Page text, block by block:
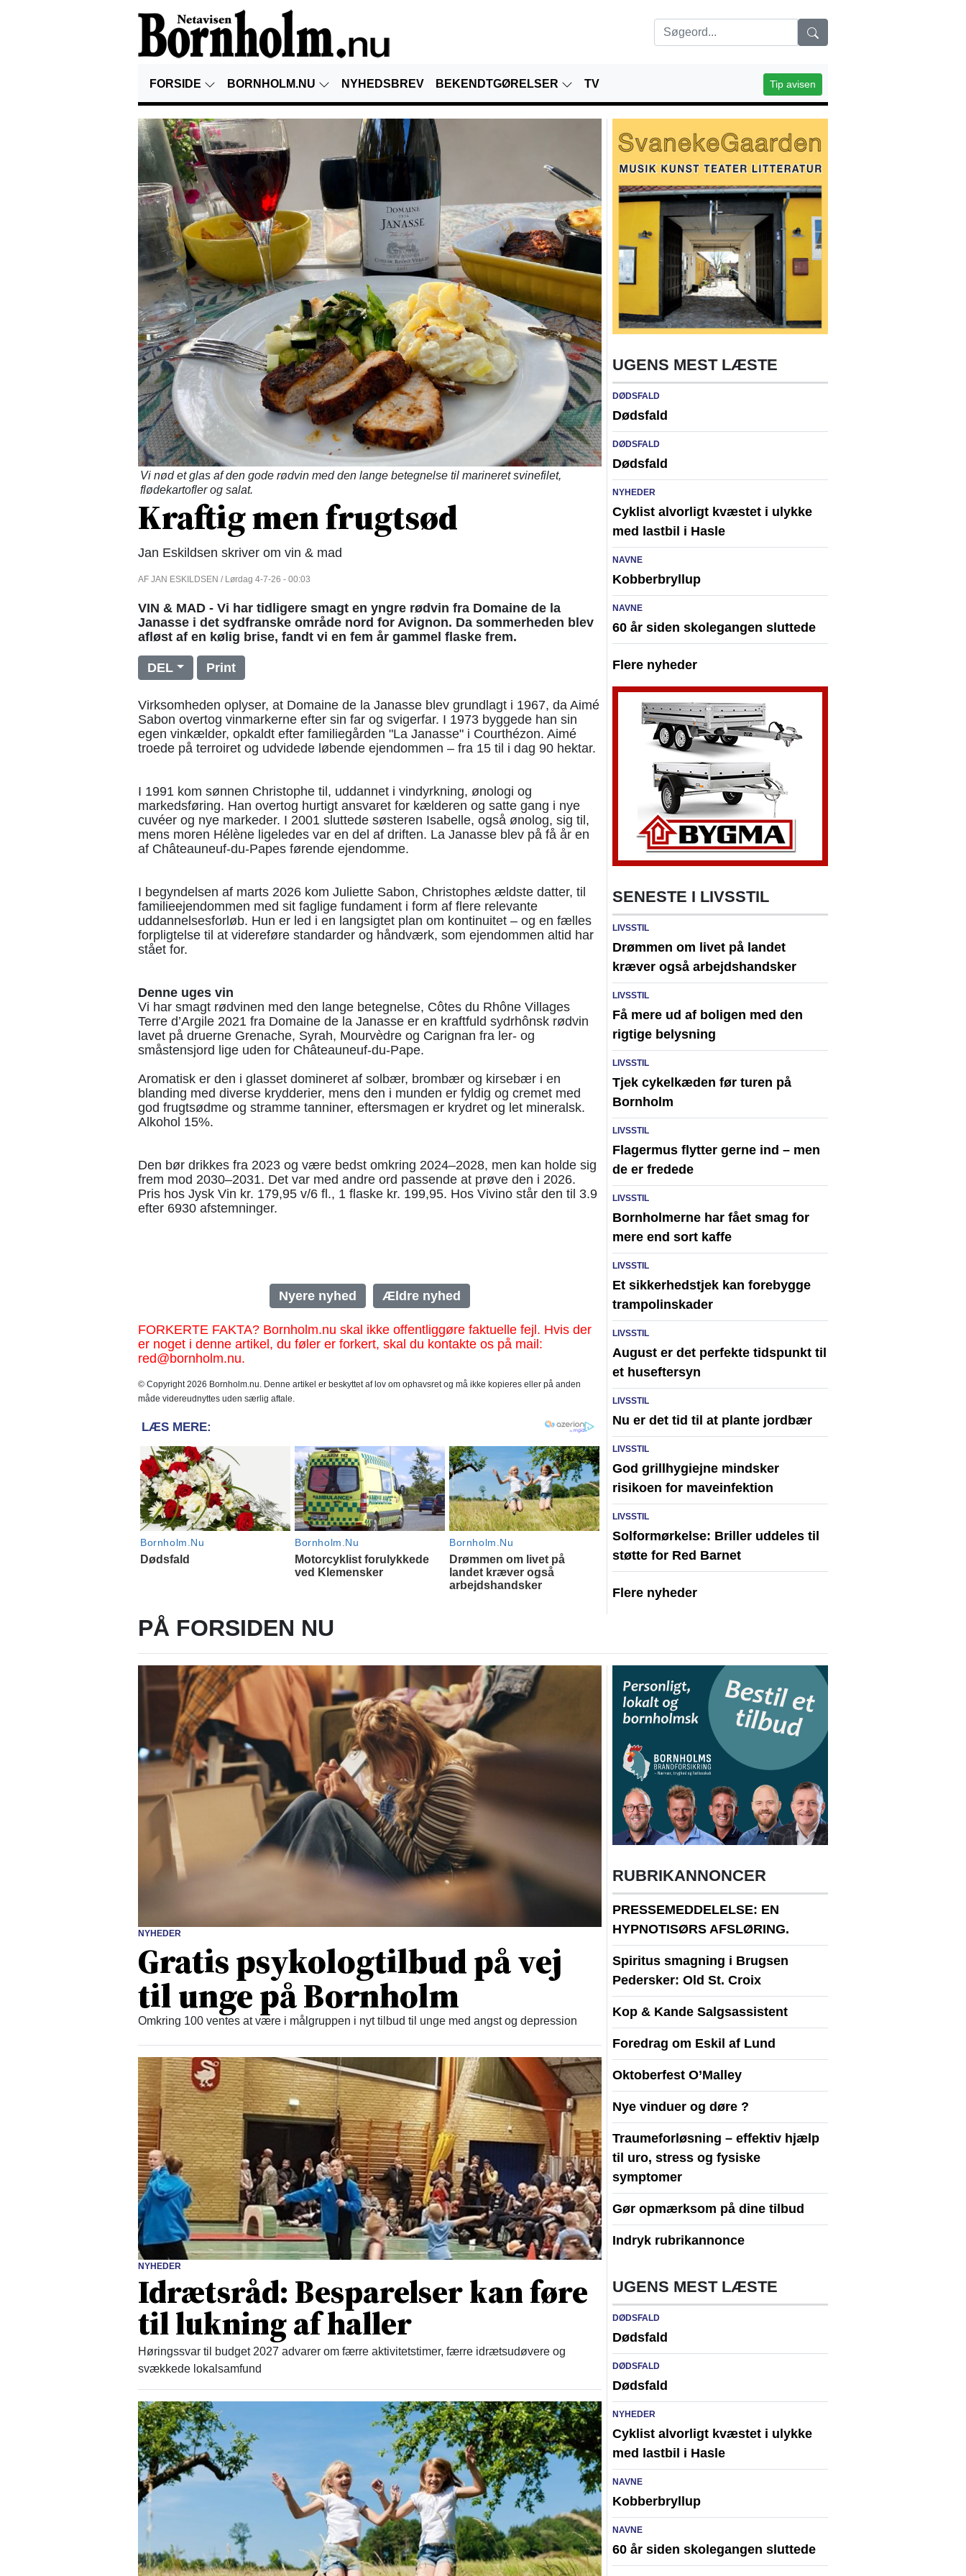
FORSIDE BORNHOLM.NU NYHEDSBREV BEKENDTGØRELSER TV Tip avisen
Vi nød et glas af den gode rødvin med den lange betegnelse til marineret svinefilet,
flødekartofler og salat.
Kraftig men frugtsød
Jan Eskildsen skriver om vin & mad
AF JAN ESKILDSEN / Lørdag 4-7-26 - 00:03
VIN & MAD - Vi har tidligere smagt en yngre rødvin fra Domaine de la
Janasse i det sydfranske område nord for Avignon. Da sommerheden blev
afløst af en kølig brise, fandt vi en fem år gammel flaske frem.
DEL Print
Virksomheden oplyser, at Domaine de la Janasse blev grundlagt i 1967, da Aimé
Sabon overtog vinmarkerne efter sin far og svigerfar. I 1973 byggede han sin
egen vinkælder, opkaldt efter familiegården "La Janasse" i Courthézon. Aimé
troede på terroiret og udvidede løbende ejendommen – fra 15 til i dag 90 hektar.
I 1991 kom sønnen Christophe til, uddannet i vindyrkning, ønologi og
markedsføring. Han overtog hurtigt ansvaret for kælderen og satte gang i nye
cuvéer og nye markeder. I 2001 sluttede søsteren Isabelle, også ønolog, sig til,
mens moren Hélène ligeledes var en del af driften. La Janasse blev på få år en
af Châteauneuf-du-Papes førende ejendomme.
I begyndelsen af marts 2026 kom Juliette Sabon, Christophes ældste datter, til
familieejendommen med sit faglige fundament i form af flere relevante
uddannelsesforløb. Hun er led i en langsigtet plan om kontinuitet – og en fælles
forpligtelse til at videreføre standarder og håndværk, som ejendommen altid har
stået for.
Denne uges vin
Vi har smagt rødvinen med den lange betegnelse, Côtes du Rhône Villages
Terre d’Argile 2021 fra Domaine de la Janasse er en kraftfuld sydrhônsk rødvin
lavet på druerne Grenache, Syrah, Mourvèdre og Carignan fra ler- og
småstensjord lige uden for Châteauneuf-du-Pape.
Aromatisk er den i glasset domineret af solbær, brombær og kirsebær i en
blanding med diverse krydderier, mens den i munden er fyldig og cremet med
god frugtsødme og stramme tanniner, eftersmagen er krydret og let mineralsk.
Alkohol 15%.
Den bør drikkes fra 2023 og være bedst omkring 2024–2028, men kan holde sig
frem mod 2030–2031. Det var med andre ord passende at prøve den i 2026.
Pris hos Jysk Vin kr. 179,95 v/6 fl., 1 flaske kr. 199,95. Hos Vivino står den til 3.9
efter 6930 afstemninger.
Nyere nyhed Ældre nyhed
FORKERTE FAKTA? Bornholm.nu skal ikke offentliggøre faktuelle fejl. Hvis der
er noget i denne artikel, du føler er forkert, skal du kontakte os på mail:
red@bornholm.nu.
© Copyright 2026 Bornholm.nu. Denne artikel er beskyttet af lov om ophavsret og må ikke kopieres eller på anden
måde videreudnyttes uden særlig aftale.
UGENS MEST LÆSTE
DØDSFALD
Dødsfald
DØDSFALD
Dødsfald
NYHEDER
Cyklist alvorligt kvæstet i ulykke
med lastbil i Hasle
NAVNE
Kobberbryllup
NAVNE
60 år siden skolegangen sluttede
Flere nyheder
SENESTE I LIVSSTIL
LIVSSTIL
Drømmen om livet på landet
kræver også arbejdshandsker
LIVSSTIL
Få mere ud af boligen med den
rigtige belysning
LIVSSTIL
Tjek cykelkæden før turen på
Bornholm
LIVSSTIL
Flagermus flytter gerne ind – men
de er fredede
LIVSSTIL
Bornholmerne har fået smag for
mere end sort kaffe
LIVSSTIL
Et sikkerhedstjek kan forebygge
trampolinskader
LIVSSTIL
August er det perfekte tidspunkt til
et huseftersyn
LIVSSTIL
Nu er det tid til at plante jordbær
LIVSSTIL
God grillhygiejne mindsker
risikoen for maveinfektion
LIVSSTIL
Solformørkelse: Briller uddeles til
støtte for Red Barnet
Flere nyheder
PÅ FORSIDEN NU
NYHEDER
Gratis psykologtilbud på vej
til unge på Bornholm
Omkring 100 ventes at være i målgruppen i nyt tilbud til unge med angst og depression
NYHEDER
Idrætsråd: Besparelser kan føre
til lukning af haller
Høringssvar til budget 2027 advarer om færre aktivitetstimer, færre idrætsudøvere og
svækkede lokalsamfund
RUBRIKANNONCER
PRESSEMEDDELELSE: EN
HYPNOTISØRS AFSLØRING.
Spiritus smagning i Brugsen
Pedersker: Old St. Croix
Kop & Kande Salgsassistent
Foredrag om Eskil af Lund
Oktoberfest O’Malley
Nye vinduer og døre ?
Traumeforløsning – effektiv hjælp
til uro, stress og fysiske
symptomer
Gør opmærksom på dine tilbud
Indryk rubrikannonce
UGENS MEST LÆSTE
DØDSFALD
Dødsfald
DØDSFALD
Dødsfald
NYHEDER
Cyklist alvorligt kvæstet i ulykke
med lastbil i Hasle
NAVNE
Kobberbryllup
NAVNE
60 år siden skolegangen sluttede